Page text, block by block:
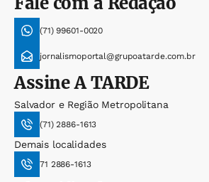
(71) 99601-0020
jornalismoportal@grupoatarde.com.br
AssineA TARDE
Salvador e Região Metropolitana
(71) 2886-1613
Demais localidades
71 2886-1613